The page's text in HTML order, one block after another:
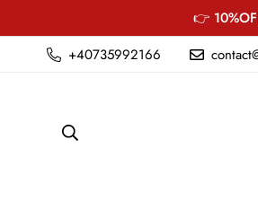
👉
+40735992166